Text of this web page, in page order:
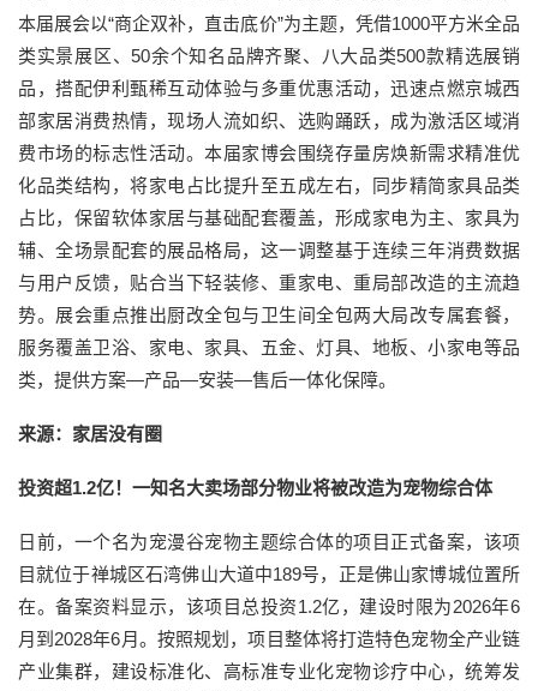
本届展会以“商企双补，直击底价”为主题，凭借1000平方米全品
类实景展区、50余个知名品牌齐聚、八大品类500款精选展销
品，搭配伊利甄稀互动体验与多重优惠活动，迅速点燃京城西
部家居消费热情，现场人流如织、选购踊跃，成为激活区域消
费市场的标志性活动。本届家博会围绕存量房焕新需求精准优
化品类结构，将家电占比提升至五成左右，同步精简家具品类
占比，保留软体家居与基础配套覆盖，形成家电为主、家具为
辅、全场景配套的展品格局，这一调整基于连续三年消费数据
与用户反馈，贴合当下轻装修、重家电、重局部改造的主流趋
势。展会重点推出厨改全包与卫生间全包两大局改专属套餐，
服务覆盖卫浴、家电、家具、五金、灯具、地板、小家电等品
类，提供方案—产品—安装—售后一体化保障。
来源：家居没有圈
投资超1.2亿！一知名大卖场部分物业将被改造为宠物综合体
日前，一个名为宠漫谷宠物主题综合体的项目正式备案，该项
目就位于禅城区石湾佛山大道中189号，正是佛山家博城位置所
在。备案资料显示，该项目总投资1.2亿，建设时限为2026年6
月到2028年6月。按照规划，项目整体将打造特色宠物全产业链
产业集群，建设标准化、高标准专业化宠物诊疗中心，统筹发